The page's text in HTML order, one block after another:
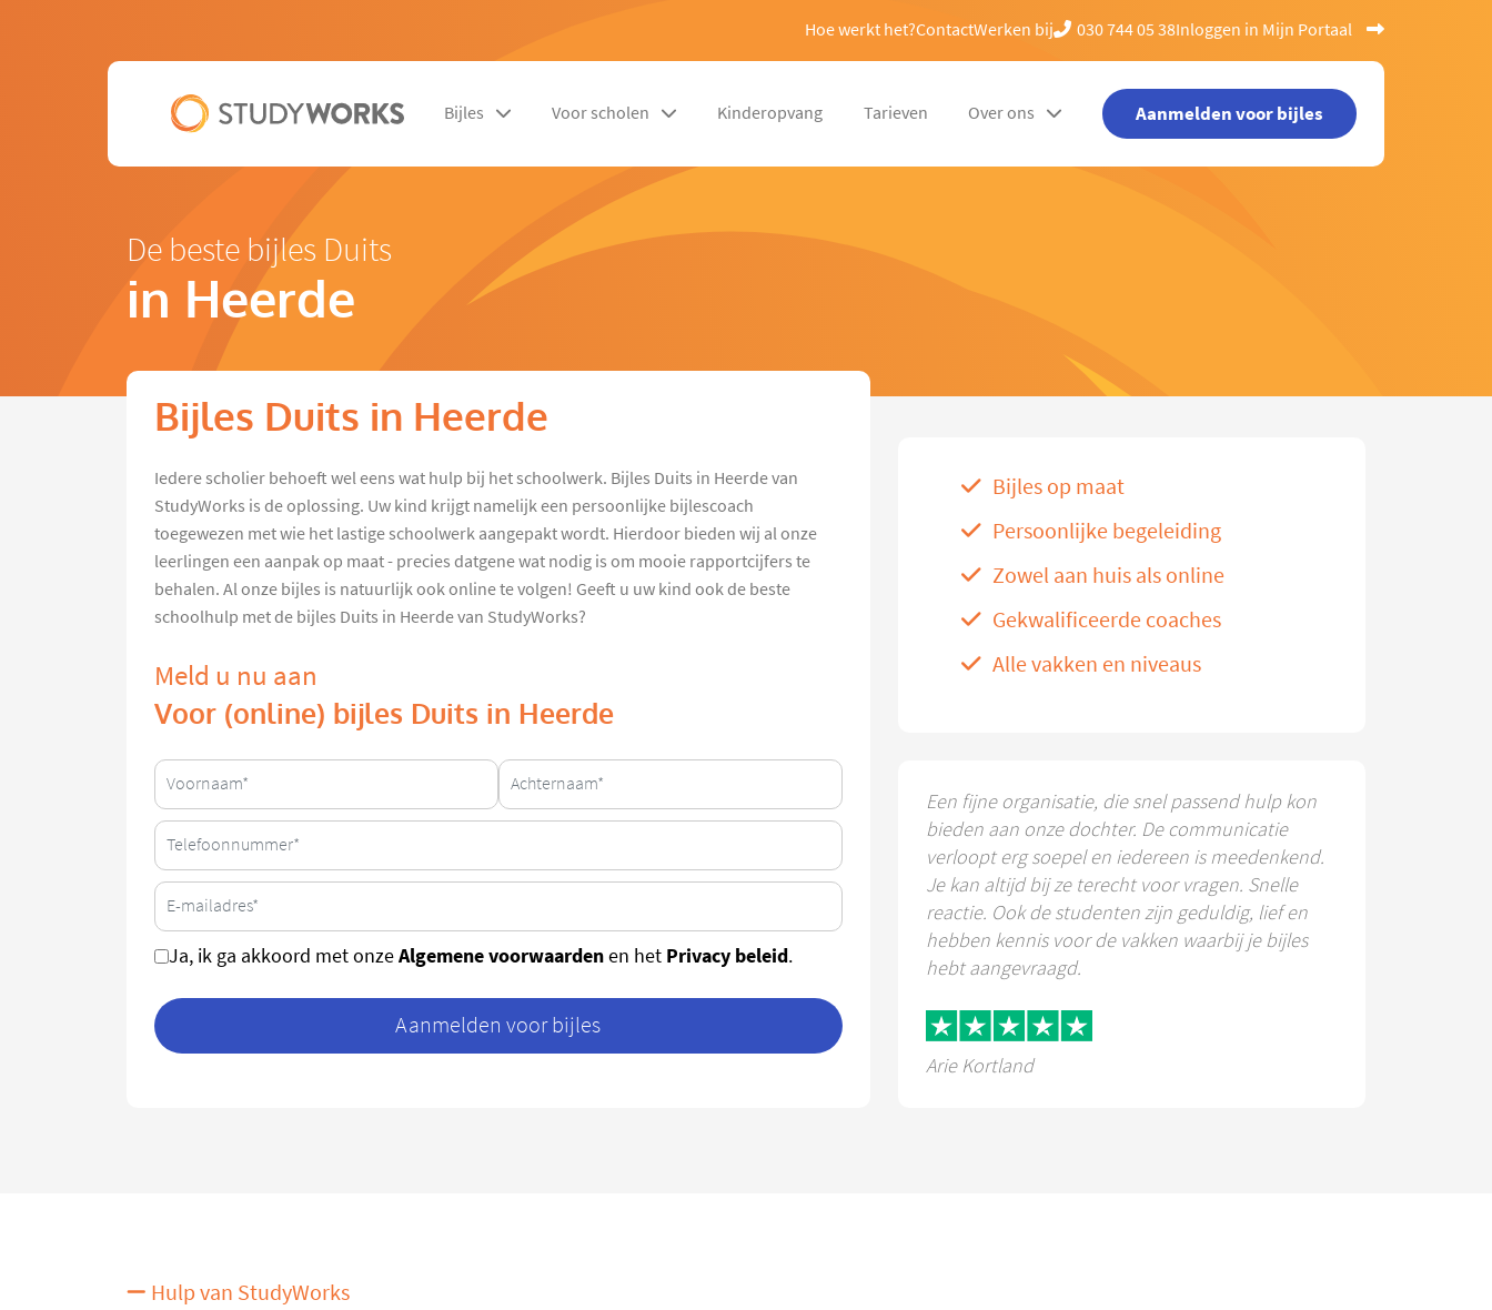
Hoe werkt het?ContactWerken bij 030 744 05 38Inloggen in Mijn Portaal
Bijles Voor scholen Kinderopvang Tarieven Over ons Aanmelden voor bijles
De beste bijles Duits
in Heerde
Bijles Duits in Heerde
Iedere scholier behoeft wel eens wat hulp bij het schoolwerk. Bijles Duits in Heerde van
StudyWorks is de oplossing. Uw kind krijgt namelijk een persoonlijke bijlescoach
toegewezen met wie het lastige schoolwerk aangepakt wordt. Hierdoor bieden wij al onze
leerlingen een aanpak op maat - precies datgene wat nodig is om mooie rapportcijfers te
behalen. Al onze bijles is natuurlijk ook online te volgen! Geeft u uw kind ook de beste
schoolhulp met de bijles Duits in Heerde van StudyWorks?
Meld u nu aan
Voor (online) bijles Duits in Heerde
Ja, ik ga akkoord met onzeAlgemene voorwaardenen het Privacy beleid.
Aanmelden voor bijles
Bijles op maat
Persoonlijke begeleiding
Zowel aan huis als online
Gekwalificeerde coaches
Alle vakken en niveaus
Een fijne organisatie, die snel passend hulp kon
bieden aan onze dochter. De communicatie
verloopt erg soepel en iedereen is meedenkend.
Je kan altijd bij ze terecht voor vragen. Snelle
reactie. Ook de studenten zijn geduldig, lief en
hebben kennis voor de vakken waarbij je bijles
hebt aangevraagd.
Arie Kortland
Hulp van StudyWorks